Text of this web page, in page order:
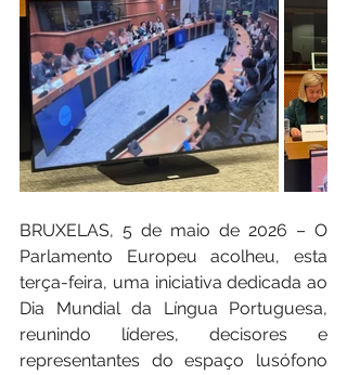
BRUXELAS, 5 de maio de 2026 – O
Parlamento Europeu acolheu, esta
terça-feira, uma iniciativa dedicada ao
Dia Mundial da Língua Portuguesa,
reunindo líderes, decisores e
representantes do espaço lusófono